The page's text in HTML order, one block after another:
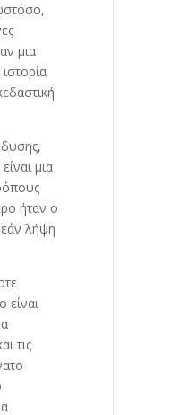
μια
μια
ήταν ο
λήψη
είναι
τις